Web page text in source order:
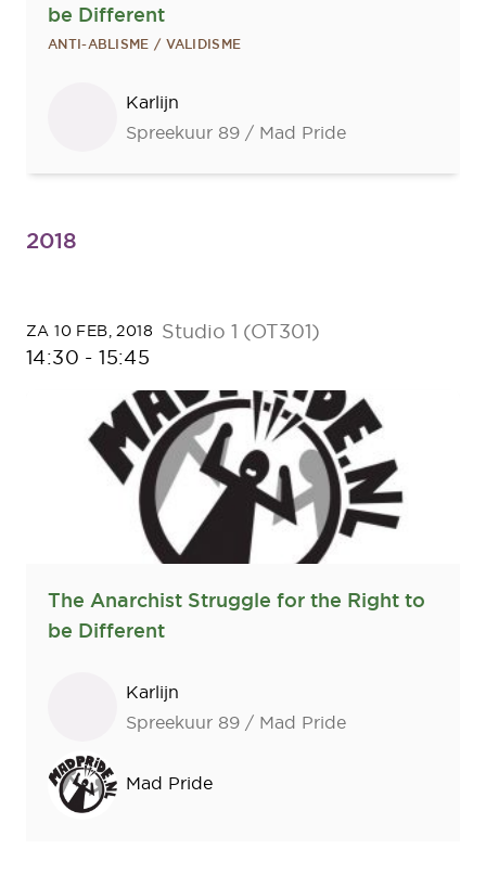
be Different
ANTI-ABLISME / VALIDISME
SprekersKarlijn
Spreekuur 89 / Mad Pride
2018
ZA 10 FEB, 2018
14:30 -15:45
Studio 1 (OT301)
The Anarchist Struggle for the Right to
be Different
SprekersKarlijn
Spreekuur 89 / Mad Pride
Mad Pride